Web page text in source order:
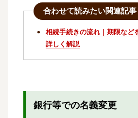
合わせて読みたい関連記事
相続手続きの流れ｜期限など
詳しく解説
銀行等での名義変更